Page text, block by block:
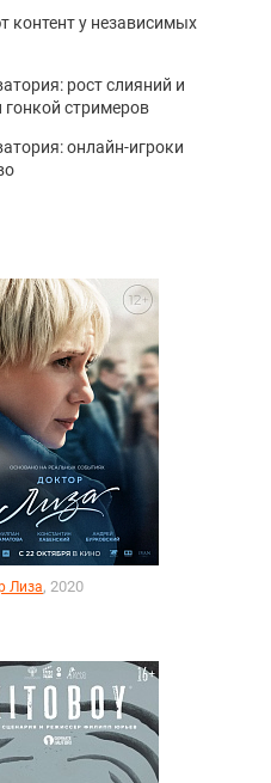
Лиза, 2020
контент у независимых
рост слияний и
стримеров
онлайн-игроки